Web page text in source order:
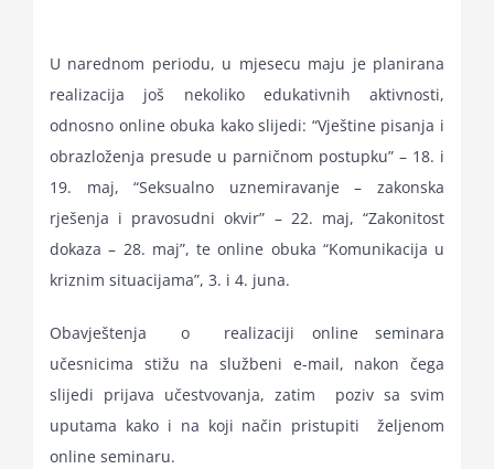
U narednom periodu, u mjesecu maju je planirana
realizacija još nekoliko edukativnih aktivnosti,
odnosno online obuka kako slijedi: “Vještine pisanja i
obrazloženja presude u parničnom postupku” – 18. i
19. maj, “Seksualno uznemiravanje – zakonska
rješenja i pravosudni okvir” – 22. maj, “Zakonitost
dokaza – 28. maj”, te online obuka “Komunikacija u
kriznim situacijama”, 3. i 4. juna.
Obavještenja o realizaciji online seminara
učesnicima stižu na službeni e-mail, nakon čega
slijedi prijava učestvovanja, zatim poziv sa svim
uputama kako i na koji način pristupiti željenom
online seminaru.